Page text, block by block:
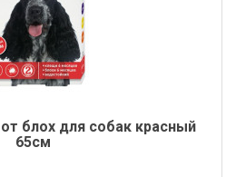
блох для собак красный
65см